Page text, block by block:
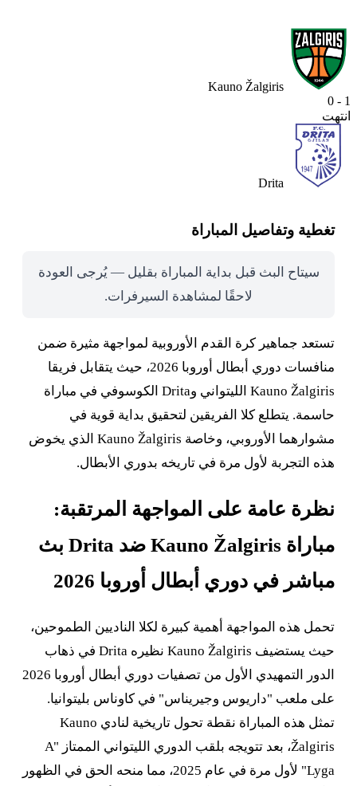
Kauno Žalgiris
1 - 0
انتهت
Drita
تغطية وتفاصيل المباراة
سيتاح البث قبل بداية المباراة بقليل — يُرجى العودة
لاحقًا لمشاهدة السيرفرات.
تستعد جماهير كرة القدم الأوروبية لمواجهة مثيرة ضمن
منافسات دوري أبطال أوروبا 2026، حيث يتقابل فريقا
Kauno Žalgiris الليتواني وDrita الكوسوفي في مباراة
حاسمة. يتطلع كلا الفريقين لتحقيق بداية قوية في
مشوارهما الأوروبي، وخاصة Kauno Žalgiris الذي يخوض
هذه التجربة لأول مرة في تاريخه بدوري الأبطال.
نظرة عامة على المواجهة المرتقبة:
مباراة Kauno Žalgiris ضد Drita بث
مباشر في دوري أبطال أوروبا 2026
تحمل هذه المواجهة أهمية كبيرة لكلا الناديين الطموحين،
حيث يستضيف Kauno Žalgiris نظيره Drita في ذهاب
الدور التمهيدي الأول من تصفيات دوري أبطال أوروبا 2026
على ملعب "داريوس وجيريناس" في كاوناس بليتوانيا.
تمثل هذه المباراة نقطة تحول تاريخية لنادي Kauno
Žalgiris، بعد تتويجه بلقب الدوري الليتواني الممتاز "A
Lyga" لأول مرة في عام 2025، مما منحه الحق في الظهور